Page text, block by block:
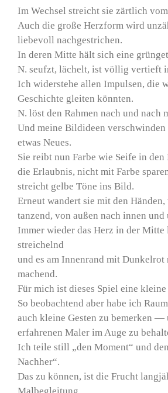
Im Wechsel streicht sie zärtlich
Auch die große Herzform wird
liebevoll nachgestrichen.
In deren Mitte hält sich eine
N. seufzt, lächelt, ist völlig vertieft
Ich widerstehe allen Impulsen, die
Geschichte gleiten könnten.
N. löst den Rahmen nach und nach
Und meine Bildideen
etwas Neues.
Sie reibt nun Farbe wie Seife in den
die Erlaubnis, nicht mit Farbe
streicht gelbe Töne ins Bild.
Erneut wandert sie mit den Händen,
tanzend, von außen nach innen und
Immer wieder das Herz in der
streichelnd
und es am Innenrand mit
machend.
Für mich ist dieses Spiel eine
So beobachtend aber habe ich
auch kleine Gesten zu bemerken —
erfahrenen Maler im Auge zu
Ich teile still „den Moment“ und
Nachher“.
Das zu können, ist die Frucht